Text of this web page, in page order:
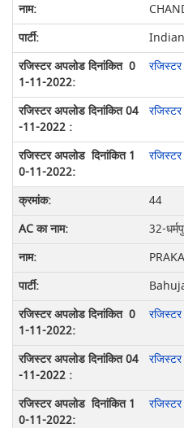
रजिस्टर
रजिस्टर
रजिस्टर
44
32-
रजिस्टर
रजिस्टर
रजिस्टर